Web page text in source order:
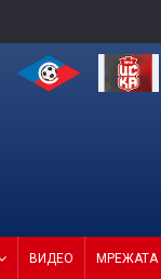
ВИДЕО МРЕЖАТА